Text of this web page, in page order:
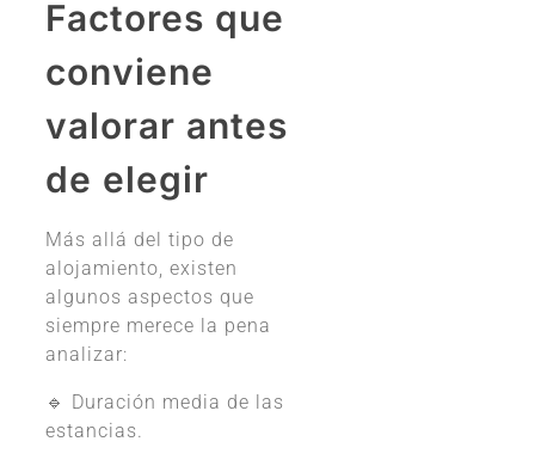
Factores que
conviene
valorar antes
de elegir
Más allá del tipo de
alojamiento, existen
algunos aspectos que
siempre merece la pena
analizar:
🔹 Duración media de las
estancias.